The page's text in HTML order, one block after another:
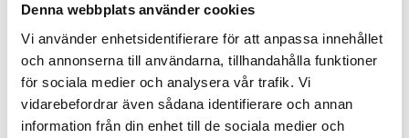
Denna webbplats använder cookies
Vi använder enhetsidentifierare för att anpassa innehållet
och annonserna till användarna, tillhandahålla funktioner
för sociala medier och analysera vår trafik. Vi
vidarebefordrar även sådana identifierare och annan
information från din enhet till de sociala medier och
Reservdel till CF Moto
SPECIFIKATION